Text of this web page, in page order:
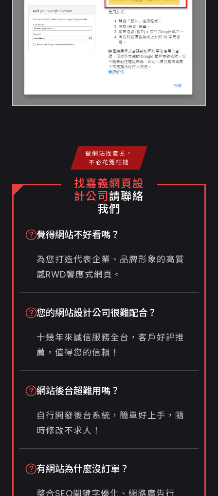
做網站找意匠，
不必花冤枉錢
找嘉義網頁設
計公司請聯絡
我們
覺得網站不好看嗎？
為您打造代表企業、品牌形象的高質
感RWD響應式網頁。
您的網站設計公司很難配合？
十幾年來誠信服務全台，客戶好評推
薦，值得您的信賴！
網站後台超難用嗎？
自行開發後台系統，簡單好上手，隨
時修改不求人！
有網站為什麼沒訂單？
整合SEO關鍵字優化、網路廣告行